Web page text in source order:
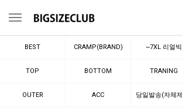
메뉴
BEST CRAMP(BRAND) ~7XL 리얼빅
TOP BOTTOM TRANING
OUTER ACC 당일발송(자체